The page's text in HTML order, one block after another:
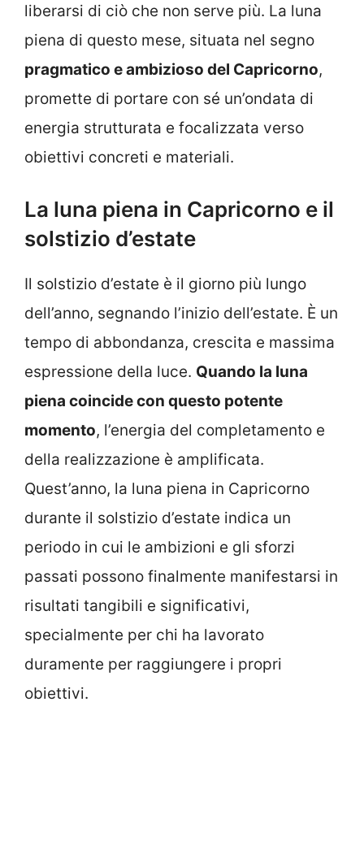
liberarsi di ciò che non serve più. La luna
piena di questo mese, situata nel segno
pragmatico e ambizioso del Capricorno,
promette di portare con sé un’ondata di
energia strutturata e focalizzata verso
obiettivi concreti e materiali.
La luna piena in Capricorno e il
solstizio d’estate
Il solstizio d’estate è il giorno più lungo
dell’anno, segnando l’inizio dell’estate. È un
tempo di abbondanza, crescita e massima
espressione della luce. Quando la luna
piena coincide con questo potente
momento, l’energia del completamento e
della realizzazione è amplificata.
Quest’anno, la luna piena in Capricorno
durante il solstizio d’estate indica un
periodo in cui le ambizioni e gli sforzi
passati possono finalmente manifestarsi in
risultati tangibili e significativi,
specialmente per chi ha lavorato
duramente per raggiungere i propri
obiettivi.